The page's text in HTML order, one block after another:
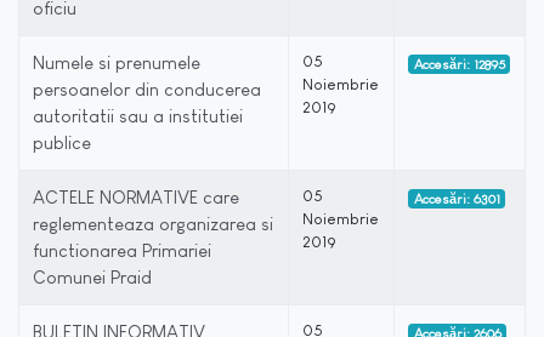
oficiu
Numele si prenumele
persoanelor din conducerea
autoritatii sau a institutiei
publice
05
Noiembrie
2019
Accesări: 12895
ACTELE NORMATIVE care
reglementeaza organizarea si
functionarea Primariei
Comunei Praid
05
Noiembrie
2019
Accesări: 6301
BULETIN INFORMATIV
05
Accesări: 2606